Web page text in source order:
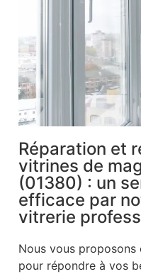
Réparation et
vitrines de
(01380) : un
efficace par
vitrerie
Nous vous proposons
pour répondre à vos